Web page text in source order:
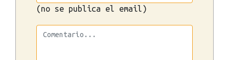
(no se publica el email)